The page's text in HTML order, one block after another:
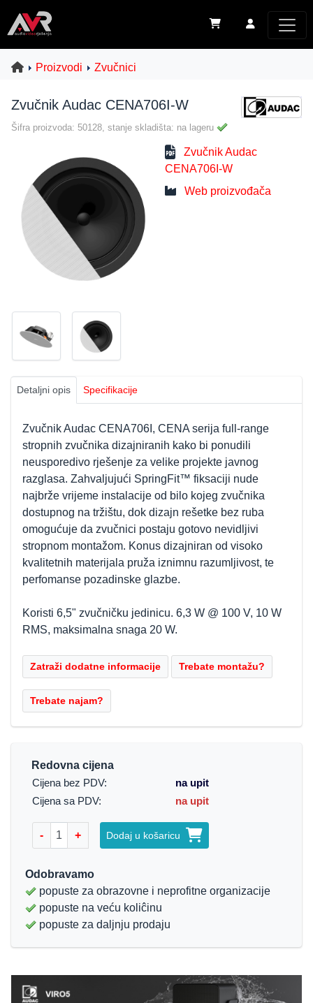
Proizvodi Zvučnici
Zvučnik Audac CENA706I-W
Šifra proizvoda: 50128, stanje skladišta: na lageru
Zvučnik Audac
CENA706I-W
Web proizvođača
Detaljni opis Specifikacije
Zvučnik Audac CENA706I, CENA serija full-range
stropnih zvučnika dizajniranih kako bi ponudili
neusporedivo rješenje za velike projekte javnog
razglasa. Zahvaljujući SpringFit™ fiksaciji nude
najbrže vrijeme instalacije od bilo kojeg zvučnika
dostupnog na tržištu, dok dizajn rešetke bez ruba
omogućuje da zvučnici postaju gotovo nevidljivi
stropnom montažom. Konus dizajniran od visoko
kvalitetnih materijala pruža iznimnu razumljivost, te
perfomanse pozadinske glazbe.
Koristi 6,5" zvučničku jedinicu. 6,3 W @ 100 V, 10 W
RMS, maksimalna snaga 20 W.
Redovna cijena
Cijena bez PDV:
na upit
Cijena sa PDV:
na upit
- + Dodaj u košaricu
Odobravamo
popuste za obrazovne i neprofitne organizacije
popuste na veću koliĉinu
popuste za daljnju prodaju